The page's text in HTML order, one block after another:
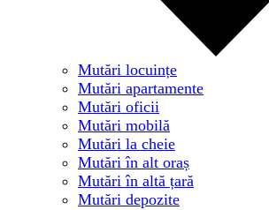
Mutări locuințe
Mutări apartamente
Mutări oficii
Mutări mobilă
Mutări la cheie
Mutări în alt oraș
Mutări în altă țară
Mutări depozite